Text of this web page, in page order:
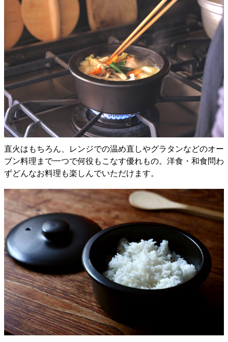
直火はもちろん、レンジでの温め直しやグラタンなどのオー
ブン料理まで一つで何役もこなす優れもの。洋食・和食問わ
ずどんなお料理も楽しんでいただけます。